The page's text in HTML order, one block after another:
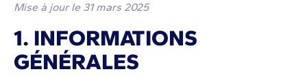
Mise à jour le 31 mars 2025
1. INFORMATIONS
GÉNÉRALES